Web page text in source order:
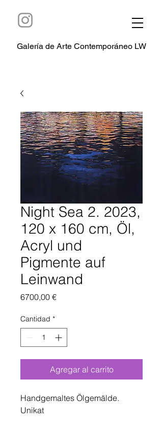
Galería de Arte Contemporáneo LW
Night Sea 2. 2023,
120 x 160 cm, Öl,
Acryl und
Pigmente auf
Leinwand
6700,00 €Precio
Cantidad *
Agregar al carrito
Handgemaltes Ölgemälde.
Unikat